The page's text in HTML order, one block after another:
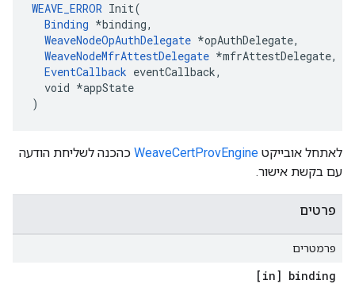
WEAVE_ERROR Init(
Binding *binding,
WeaveNodeOpAuthDelegate *opAuthDelegate,
WeaveNodeMfrAttestDelegate *mfrAttestDelegate,
EventCallback eventCallback,
  void *appState
)
לאתחל אובייקט WeaveCertProvEngine כהכנה לשליחת הודעה
עם בקשת אישור.
פרטים
פרמטרים
[in] binding